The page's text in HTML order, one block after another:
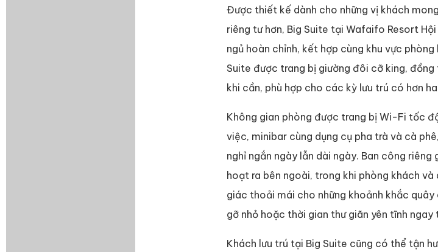
Được thiết kế dành cho những vị khách
riêng tư hơn, Big Suite tại Wafaifo Resort
ngủ hoàn chỉnh, kết hợp cùng khu vực
Suite được trang bị giường đôi cỡ king,
khi cần, phù hợp cho các kỳ lưu trú có hơn
Không gian phòng được trang bị Wi-Fi tốc
việc, minibar cùng dụng cụ pha trà và cà
nghỉ ngắn ngày lẫn dài ngày. Ban công riêng
hoạt ra bên ngoài, trong khi phòng khách
giác thoải mái cho những khoảnh khắc
gỡ nhỏ hoặc thời gian thư giãn yên tĩnh ngay
Khách lưu trú tại Big Suite cũng có thể tận